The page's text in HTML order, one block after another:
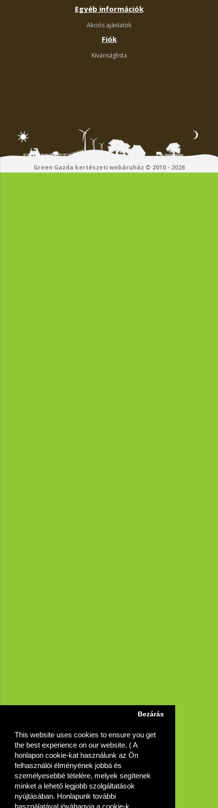
This website uses cookies to ensure you get
the best experience on our website. ( A
honlapon cookie-kat használunk az Ön
felhasználói élményének jobbá és
személyesebbé tételére, melyek segítenek
minket a lehető legjobb szolgáltatások
nyújtásában. Honlapunk további
Bezárás
Egyéb információk
Akciós ajánlatok
Fiók
Kívánságlista
Green Gazda kertészeti webáruház © 2010 - 2026